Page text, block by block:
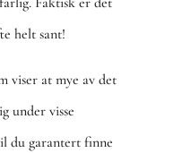
helt sant!
viser at mye av det
under visse
du garantert finne